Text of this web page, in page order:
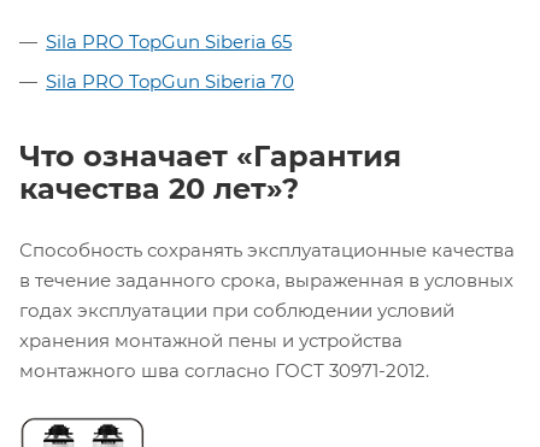
Sila PRO TopGun Siberia 65
Sila PRO TopGun Siberia 70
Что означает «Гарантия
качества 20 лет»?
Способность сохранять эксплуатационные качества
в течение заданного срока, выраженная в условных
годах эксплуатации при соблюдении условий
хранения монтажной пены и устройства
монтажного шва согласно ГОСТ 30971-2012.